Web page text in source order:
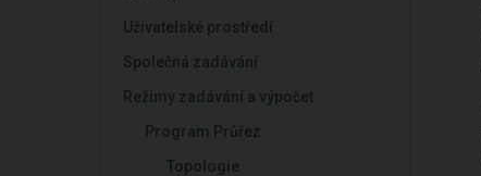
Uživatelské prostředí
Společná zadávání
Režimy zadávání a výpočet
Program Průřez
Topologie